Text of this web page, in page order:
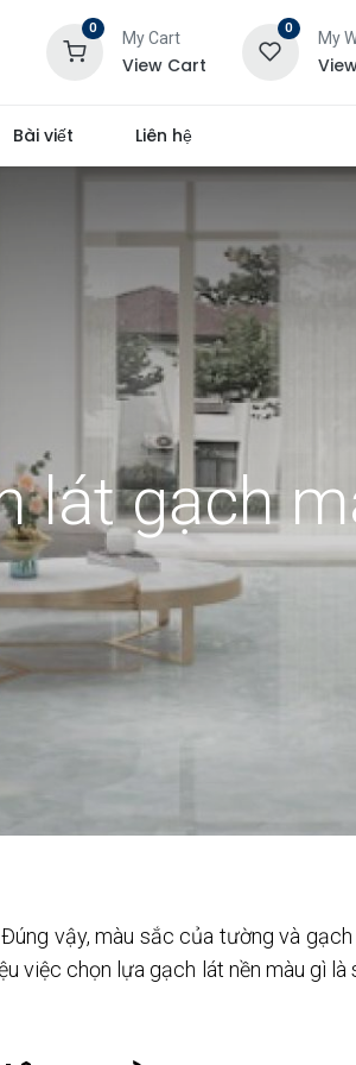
0
My Cart
View Cart
0
My
Bài viết Liên hệ
lát gạch
vậy, màu sắc của tường và
việc chọn lựa gạch lát nền màu gì